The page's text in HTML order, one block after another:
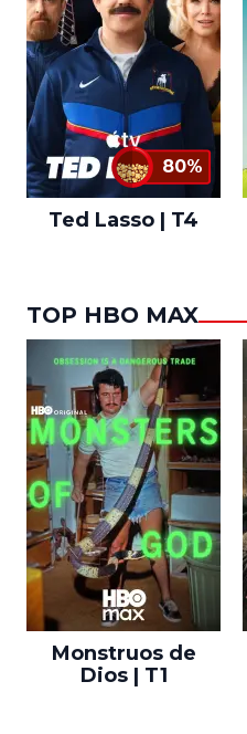
80%
Ted Lasso | T4
TOP HBO MAX
Monstruos de
Dios | T1